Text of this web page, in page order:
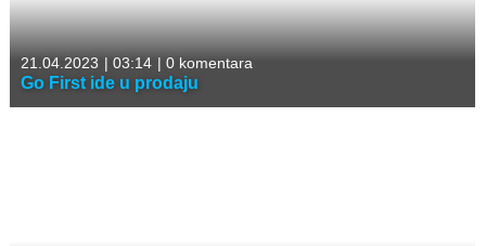
21.04.2023 | 03:14 | 0 komentara
Go First ide u prodaju